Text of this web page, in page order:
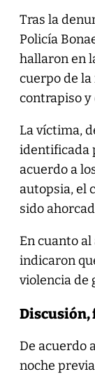
Tras la
Policía
hallaron en
cuerpo de
contrapiso y
La víctima,
identificada
acuerdo a
autopsia, el
sido
En cuanto
indicaron
violencia de
Discusión,
De acuerdo
noche